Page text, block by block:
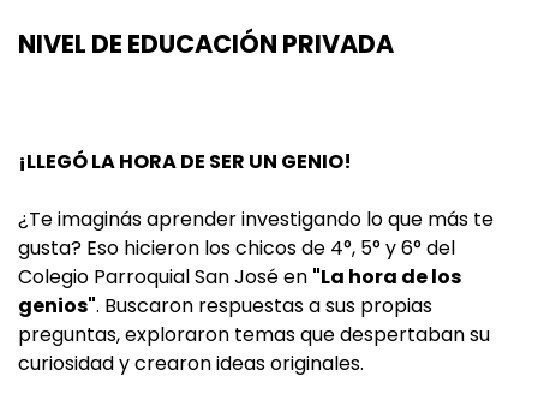
NIVEL DE EDUCACIÓN PRIVADA
¡LLEGÓ LA HORA DE SER UN GENIO!
¿Te imaginás aprender investigando lo que más te
gusta? Eso hicieron los chicos de 4°, 5° y 6° del
Colegio Parroquial San José en "La hora de los
genios". Buscaron respuestas a sus propias
preguntas, exploraron temas que despertaban su
curiosidad y crearon ideas originales.